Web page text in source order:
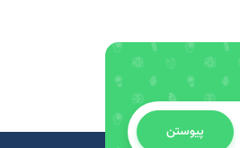
پیوستن